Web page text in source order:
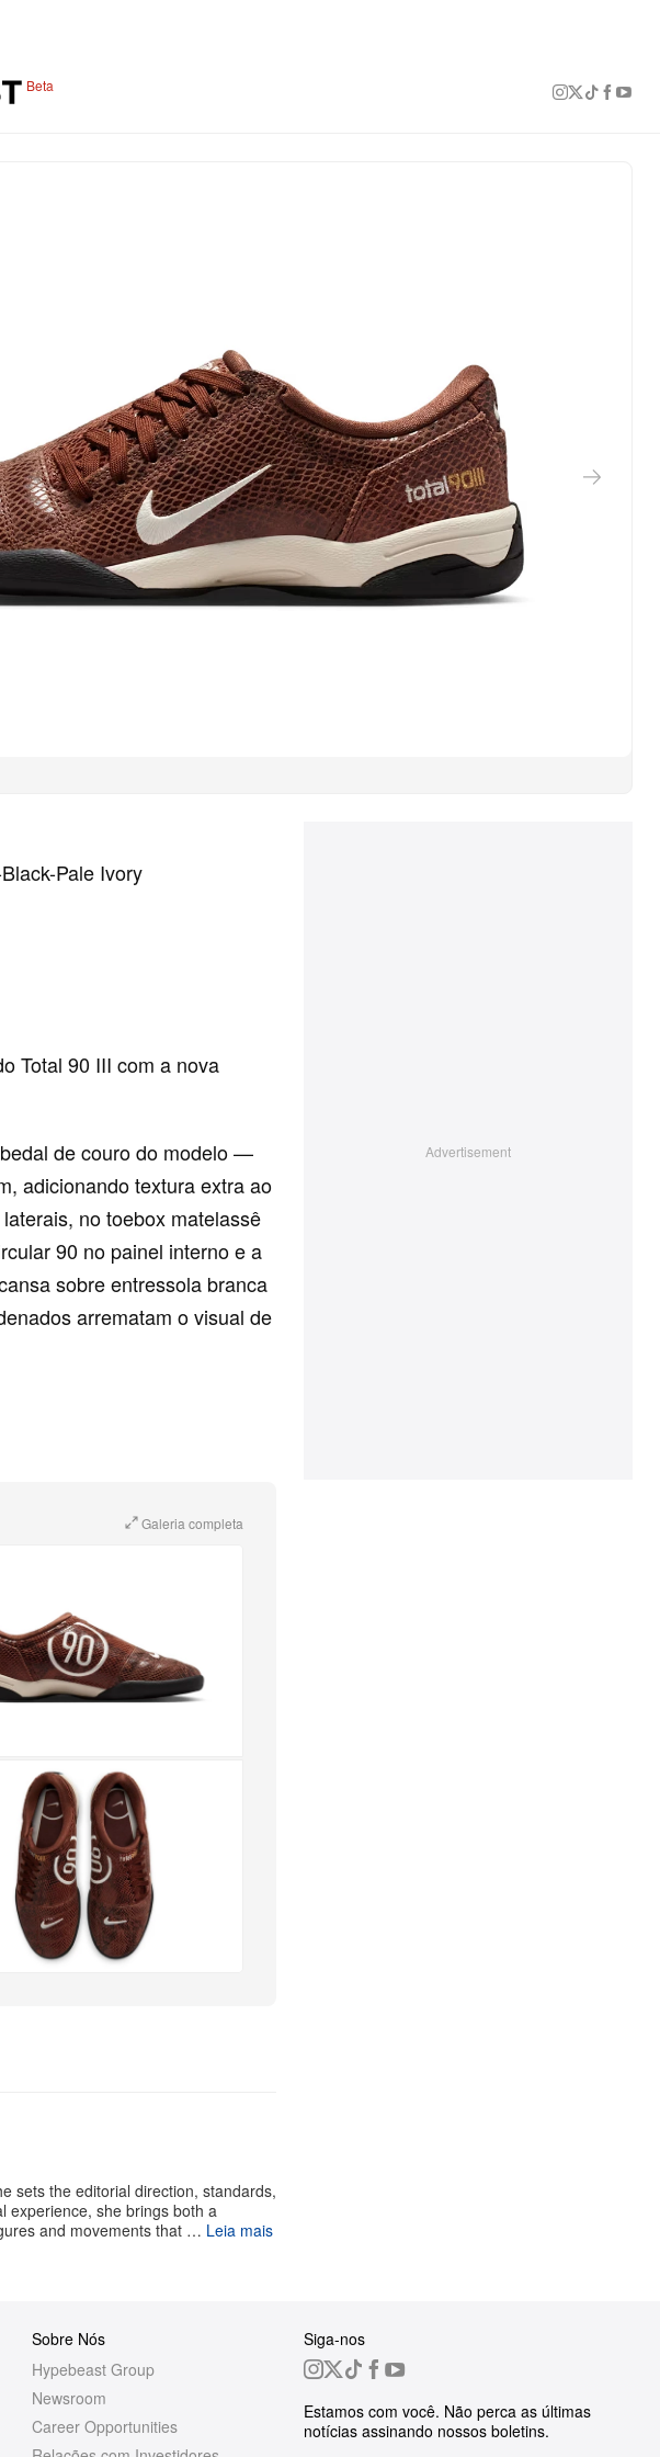
Beta
Pale Ivory
Total 90 III com a nova
de couro do modelo —
adicionando textura extra ao
no toebox matelassê
90 no painel interno e a
sobre entressola branca
arrematam o visual de
Galeria completa
sets the editorial direction, standards,
experience, she brings both a
and movements that … Leia mais
Sobre Nós
Hypebeast Group
Newsroom
Career Opportunities
Siga-nos
Estamos com você. Não perca as últimas
notícias assinando nossos boletins.